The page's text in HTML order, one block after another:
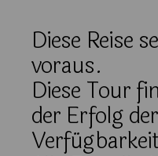
Diese Reise
voraus.
Diese Tour
der Erfolg